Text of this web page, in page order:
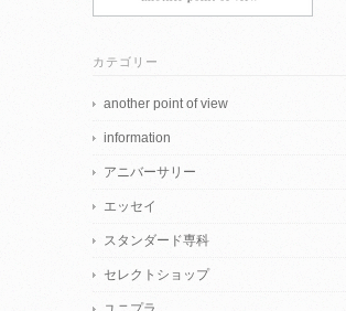
カテゴリー
another point of view
information
アニバーサリー
エッセイ
スタンダード専科
セレクトショップ